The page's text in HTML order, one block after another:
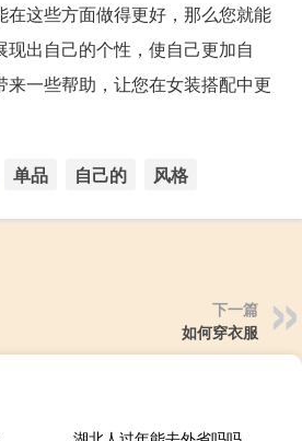
在这些方面做得更好，那么您就能
出自己的个性，使自己更加自
来一些帮助，让您在女装搭配中更
单品 自己的 风格
下一篇
如何穿衣服